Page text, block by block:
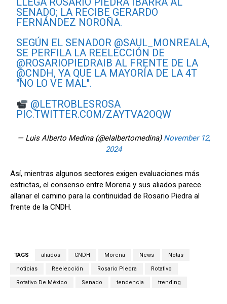
SENADO; LA RECIBE GERARDO
FERNÁNDEZ NOROÑA.
SEGÚN EL SENADOR @SAUL_MONREALA,
SE PERFILA LA REELECCIÓN DE
@ROSARIOPIEDRAIB AL FRENTE DE LA
@CNDH, YA QUE LA MAYORÍA DE LA 4T
"NO LO VE MAL".
@LETROBLESROSA
PIC.TWITTER.COM/ZAYTVA2OQW
— Luis Alberto Medina (@elalbertomedina) November 12,
2024
Así, mientras algunos sectores exigen evaluaciones más
estrictas, el consenso entre Morena y sus aliados parece
allanar el camino para la continuidad de Rosario Piedra al
frente de la CNDH.
TAGS aliados CNDH Morena News Notas
noticias Reelección Rosario Piedra Rotativo
Rotativo De México Senado tendencia trending